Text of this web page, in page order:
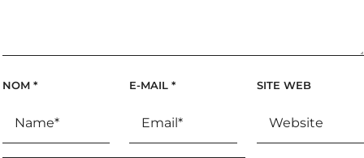
NOM * E-MAIL* SITE WEB